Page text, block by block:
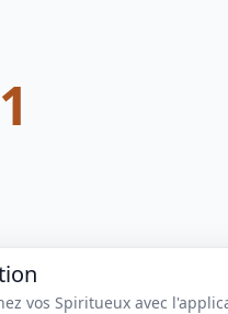
vos Spiritueux avec